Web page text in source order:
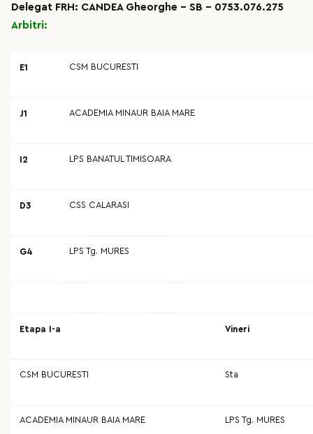
Delegat FRH: CANDEA Gheorghe - SB - 0753.076.275
Arbitri:
E1 CSM BUCURESTI
J1 ACADEMIA MINAUR BAIA MARE
I2 LPS BANATUL TIMISOARA
D3 CSS CALARASI
G4 LPS Tg. MURES
Etapa I-a Vineri
CSM BUCURESTI Sta
ACADEMIA MINAUR BAIA MARE LPS Tg. MURES